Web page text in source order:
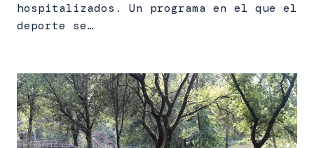
hospitalizados. Un programa en el que el
deporte se…